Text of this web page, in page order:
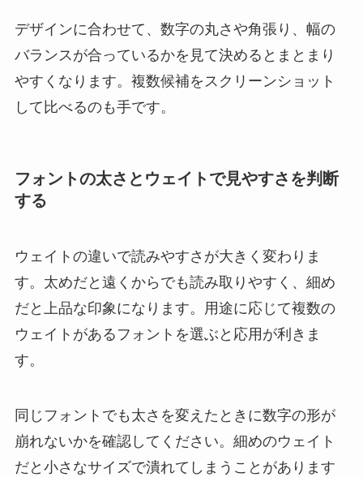
デザインに合わせて、数字の丸さや角張り、幅の
バランスが合っているかを見て決めるとまとまり
やすくなります。複数候補をスクリーンショット
して比べるのも手です。
フォントの太さとウェイトで見やすさを判断
する
ウェイトの違いで読みやすさが大きく変わりま
す。太めだと遠くからでも読み取りやすく、細め
だと上品な印象になります。用途に応じて複数の
ウェイトがあるフォントを選ぶと応用が利きま
す。
同じフォントでも太さを変えたときに数字の形が
崩れないかを確認してください。細めのウェイト
だと小さなサイズで潰れてしまうことがあります